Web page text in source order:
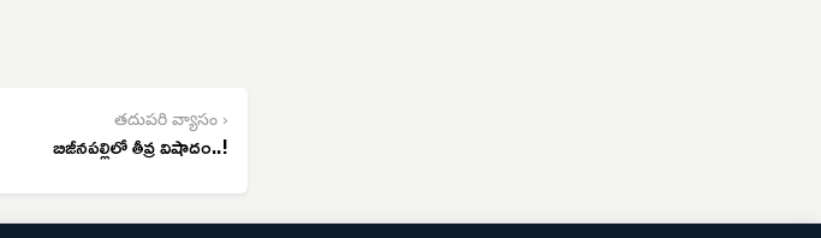
తదుపరి వ్యాసం ›
బిజీనపల్లిలో తీవ్ర విషాదం..!